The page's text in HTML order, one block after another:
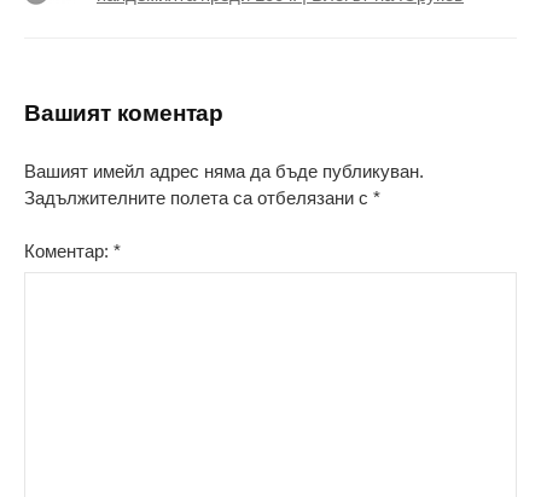
Вашият коментар
Вашият имейл адрес няма да бъде публикуван.
Задължителните полета са отбелязани с *
Коментар: *